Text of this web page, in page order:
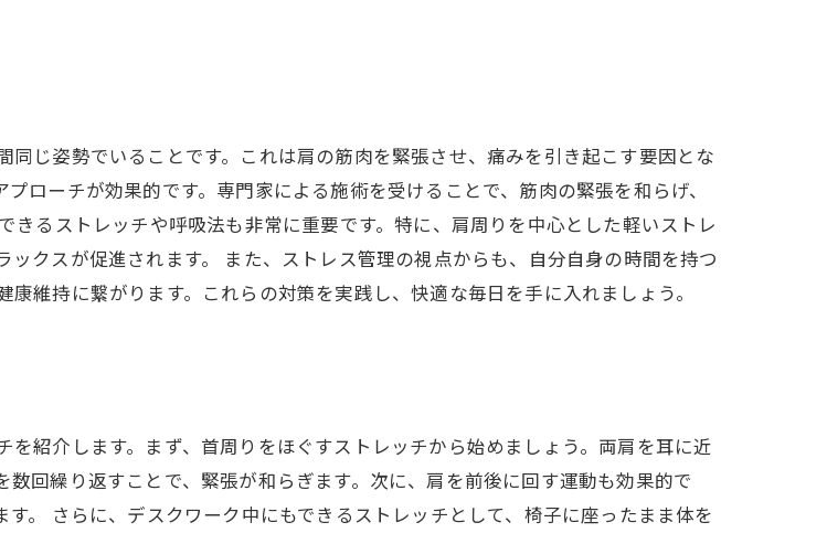
じ姿勢でいることです。これは肩の筋肉を緊張させ、痛みを引き起こす要因とな
ローチが効果的です。専門家による施術を受けることで、筋肉の緊張を和らげ、
るストレッチや呼吸法も非常に重要です。特に、肩周りを中心とした軽いストレ
クスが促進されます。 また、ストレス管理の視点からも、自分自身の時間を持つ
維持に繋がります。これらの対策を実践し、快適な毎日を手に入れましょう。
紹介します。まず、首周りをほぐすストレッチから始めましょう。両肩を耳に近
回繰り返すことで、緊張が和らぎます。次に、肩を前後に回す運動も効果的で
。 さらに、デスクワーク中にもできるストレッチとして、椅子に座ったまま体を